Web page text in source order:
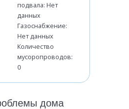
подвала: Нет
данных
Газоснабжение:
Нет данных
Количество
мусоропроводов:
0
дома